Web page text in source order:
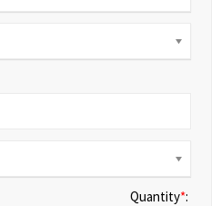
Quantity*: